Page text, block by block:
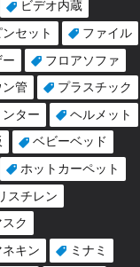
ビデオ内蔵
ンセット
ファイル
フロアソファ
管
プラスチック
ンター
ヘルメット
ベビーベッド
ホットカーペット
スチレン
スク
ネキン
ミナミ